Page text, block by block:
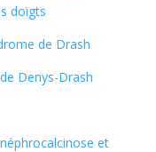
doigts
de Drash
Denys-Drash
et